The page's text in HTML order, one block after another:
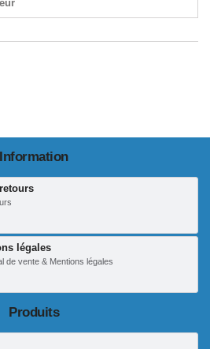
Information
légales
de vente & Mentions légales
Produits